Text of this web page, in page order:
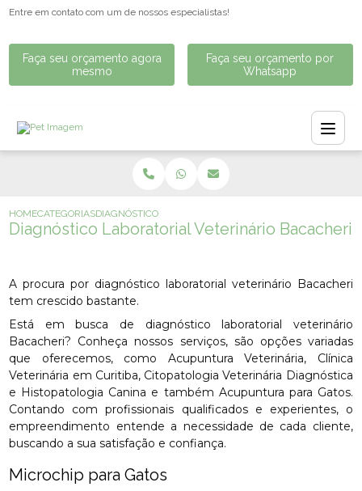
Entre em contato com um de nossos especialistas!
Faça seu orçamento agora
mesmo
Faça seu orçamento por
Whatsapp
HOMECATEGORIASDIAGNÓSTICO LABORATORIAL VETERINÁRIO BACACHERI
Diagnóstico Laboratorial Veterinário Bacacheri
A procura por diagnóstico laboratorial veterinário Bacacheri
tem crescido bastante.
Está em busca de diagnóstico laboratorial veterinário
Bacacheri? Conheça nossos serviços, são opções variadas
que oferecemos, como Acupuntura Veterinária, Clínica
Veterinária em Curitiba, Citopatologia Veterinária Diagnóstica
e Histopatologia Canina e também Acupuntura para Gatos.
Contando com profissionais qualificados e experientes, o
empreendimento entende a necessidade de cada cliente,
buscando a sua satisfação e confiança.
Microchip para Gatos